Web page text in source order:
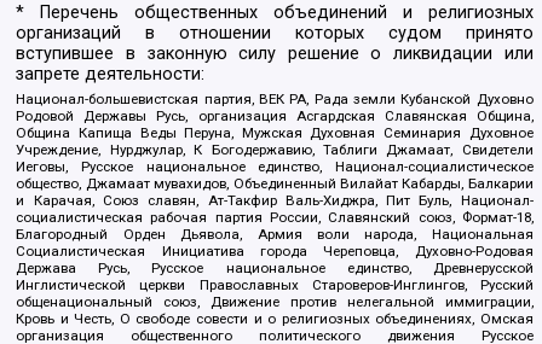
* Перечень общественных объединений и религиозных
организаций в отношении которых судом принято
вступившее в законную силу решение о ликвидации или
запрете деятельности:
Национал-большевистская партия, ВЕК РА, Рада земли Кубанской Духовно
Родовой Державы Русь, организация Асгардская Славянская Община,
Община Капища Веды Перуна, Мужская Духовная Семинария Духовное
Учреждение, Нурджулар, К Богодержавию, Таблиги Джамаат, Свидетели
Иеговы, Русское национальное единство, Национал-социалистическое
общество, Джамаат мувахидов, Объединенный Вилайат Кабарды, Балкарии
и Карачая, Союз славян, Ат-Такфир Валь-Хиджра, Пит Буль, Национал-
социалистическая рабочая партия России, Славянский союз, Формат-18,
Благородный Орден Дьявола, Армия воли народа, Национальная
Социалистическая Инициатива города Череповца, Духовно-Родовая
Держава Русь, Русское национальное единство, Древнерусской
Инглистической церкви Православных Староверов-Инглингов, Русский
общенациональный союз, Движение против нелегальной иммиграции,
Кровь и Честь, О свободе совести и о религиозных объединениях, Омская
организация общественного политического движения Русское